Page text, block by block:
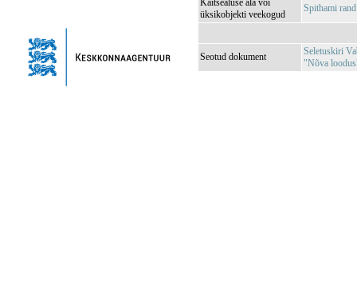
Kaitsealuse ala või
üksikobjekti veekogud
Spithami
Seotud dokument
Seletuskiri
"Nõva